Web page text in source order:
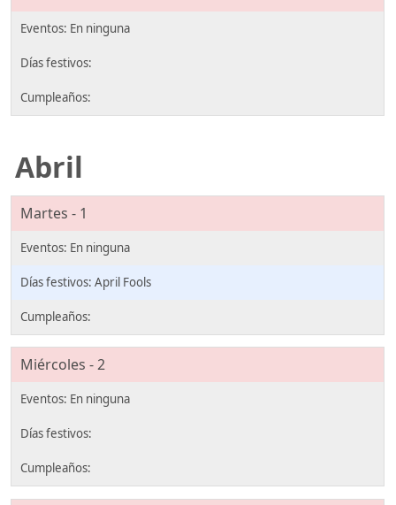
Abril
Martes - 1
April Fools
Miércoles - 2